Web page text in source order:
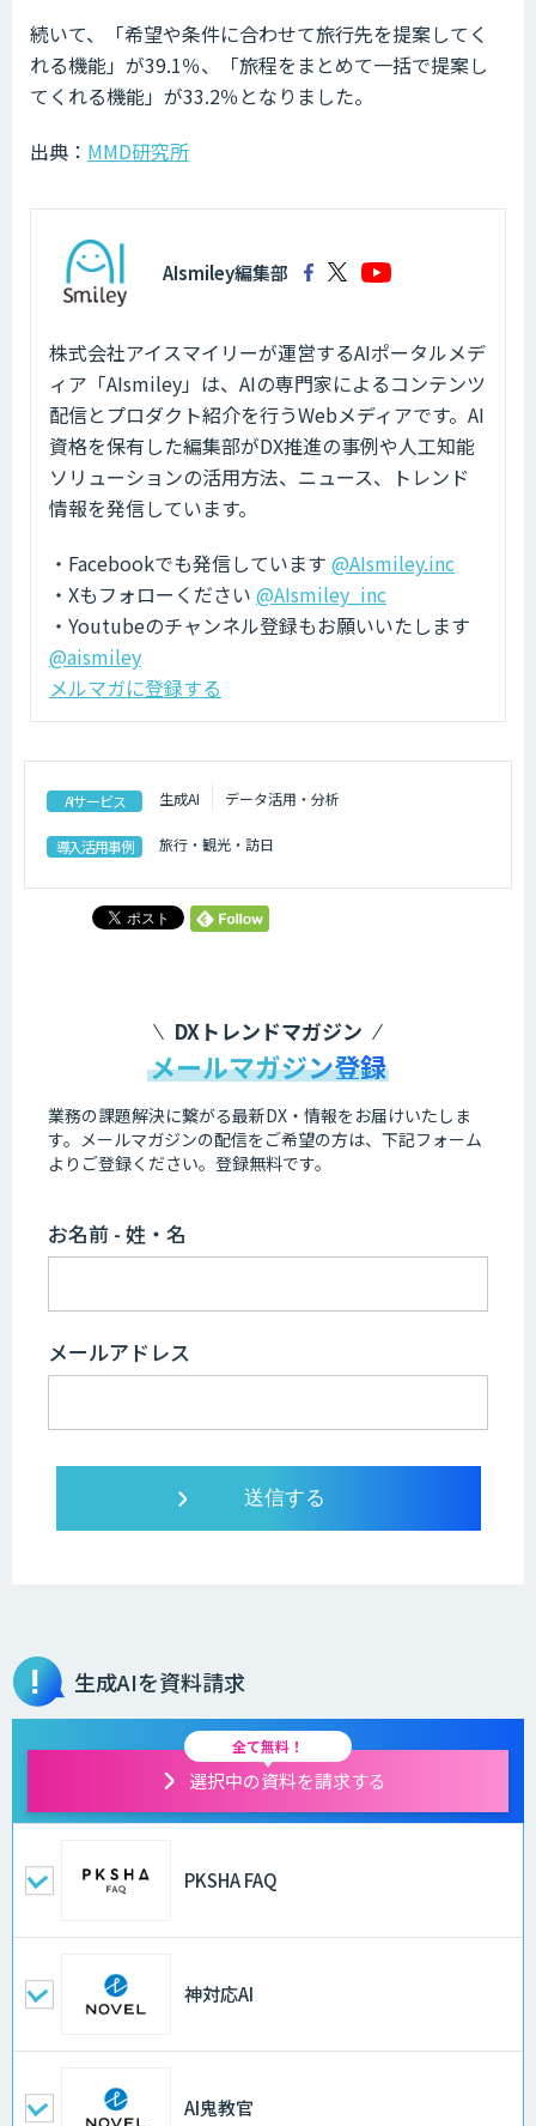
続いて、「希望や条件に合わせて旅行先を提案してく
れる機能」が39.1％、「旅程をまとめて一括で提案し
てくれる機能」が33.2％となりました。
出典： MMD研究所
AIsmiley編集部
株式会社アイスマイリーが運営するAIポータルメデ
ィア「AIsmiley」は、AIの専門家によるコンテンツ
配信とプロダクト紹介を行うWebメディアです。AI
資格を保有した編集部がDX推進の事例や人工知能
ソリューションの活用方法、ニュース、トレンド
情報を発信しています。
・Facebookでも発信しています @AIsmiley.inc
・Xもフォローください @AIsmiley_inc
・Youtubeのチャンネル登録もお願いいたします
@aismiley
メルマガに登録する
AIサービス 生成AI データ活用・分析
導入活用事例 旅行・観光・訪日
DXトレンドマガジン
メールマガジン登録
業務の課題解決に繋がる最新DX・情報をお届けいたしま
す。 メールマガジンの配信をご希望の方は、下記フォーム
よりご登録ください。登録無料です。
お名前 - 姓・名
メールアドレス
生成AIを資料請求
全て無料！
選択中の資料を請求する
PKSHA FAQ
神対応AI
AI鬼教官